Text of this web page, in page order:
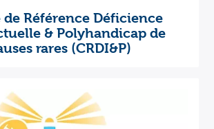
de Référence Déficience
& Polyhandicap de
rares (CRDI&P)